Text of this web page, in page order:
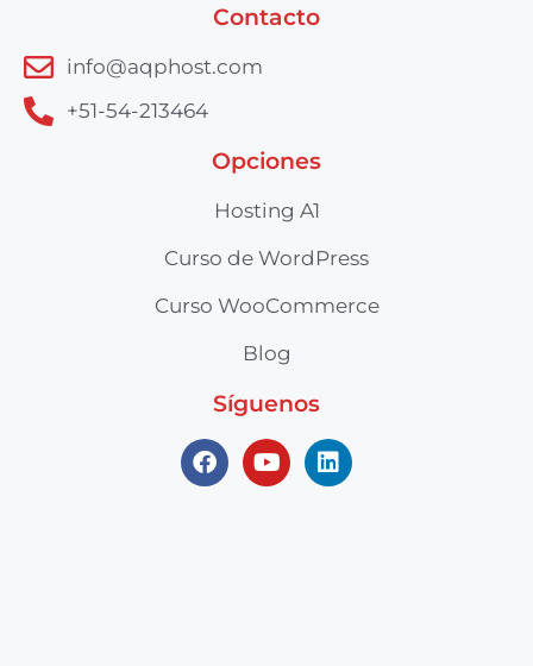
Contacto
info@aqphost.com
+51-54-213464
Opciones
Hosting A1
Curso de WordPress
Curso WooCommerce
Blog
Síguenos